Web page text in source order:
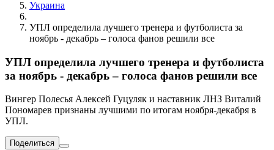
Украина
УПЛ определила лучшего тренера и футболиста за
ноябрь - декабрь – голоса фанов решили все
УПЛ определила лучшего тренера и футболиста
за ноябрь - декабрь – голоса фанов решили все
Вингер Полесья Алексей Гуцуляк и наставник ЛНЗ Виталий
Пономарев признаны лучшими по итогам ноября-декабря в
УПЛ.
Поделиться